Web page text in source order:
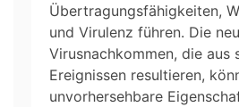
Übertragungsfähigkeiten,
und Virulenz führen. Die
Virusnachkommen, die aus
Ereignissen resultieren,
unvorhersehbare